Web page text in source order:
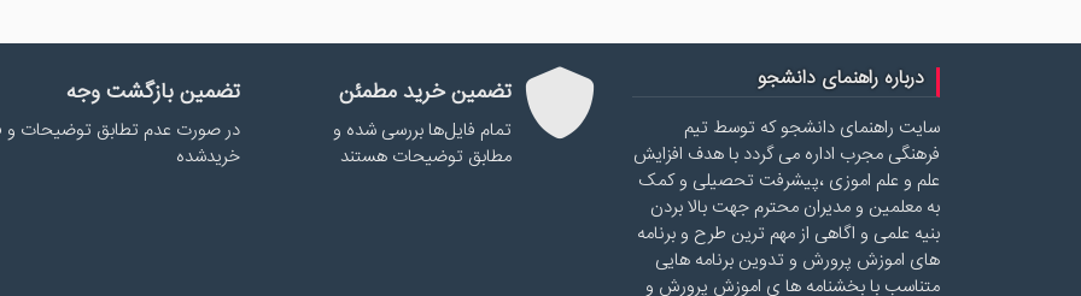
درباره راهنمای دانشجو
سایت راهنمای دانشجو که توسط تیم
فرهنگی مجرب اداره می گردد با هدف افزایش
علم و علم اموزی ،پیشرفت تحصیلی و کمک
به معلمین و مدیران محترم جهت بالا بردن
بنیه علمی و اگاهی از مهم ترین طرح و برنامه
های اموزش پرورش و تدوین برنامه هایی
متناسب با بخشنامه ها ی اموزش پرورش و
تضمین خرید مطمئن
تمام فایل‌ها بررسی شده و
مطابق توضیحات هستند
تضمین بازگشت وجه
در صورت عدم تطابق توضیحات و
خریدشده